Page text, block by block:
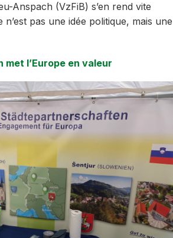
Anspach (VzFiB) s’en rend vite
n’est pas une idée politique, mais une
met l’Europe en valeur